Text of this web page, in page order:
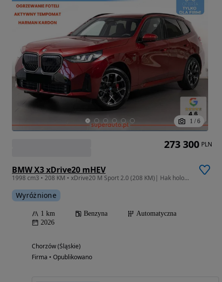
1 / 6
BMW X3 xDrive20 mHEV
1998 cm3 • 208 KM • xDrive20 M Sport 2.0 (208 KM)| Hak holowniczy, elektryczny
Wyróżnione
1 km Benzyna
Automatyczna
2026
Chorzów (Śląskie)
Firma • Opublikowano
273 300 PLN